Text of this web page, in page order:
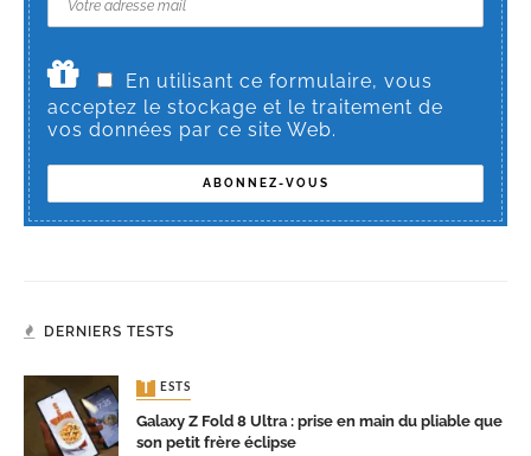
En utilisant ce formulaire, vous
acceptez le stockage et le traitement de
vos données par ce site Web.
DERNIERS TESTS
TESTS
Galaxy Z Fold 8 Ultra : prise en main du pliable que
son petit frère éclipse